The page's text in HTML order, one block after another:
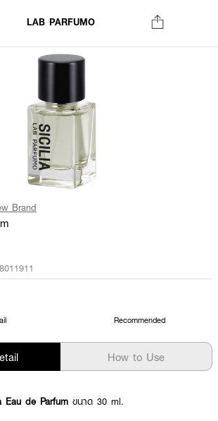
LAB PARFUMO
Brand
Recommended
How to Use
Eau de Parfum ขนาด 30 ml.